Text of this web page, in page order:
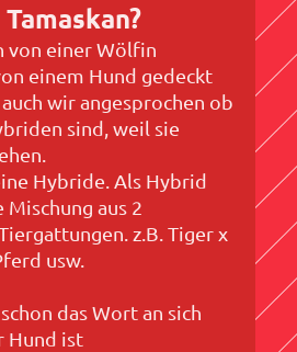
von einer Wölfin
einem Hund gedeckt
wir angesprochen ob
sind, weil sie
Hybride. Als Hybrid
aus 2
z.B. Tiger x
usw.
das Wort an sich
Hund ist